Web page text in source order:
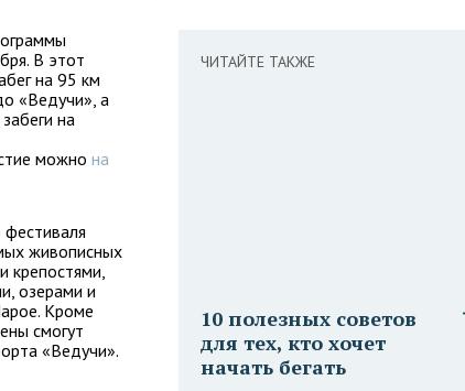
ЧИТАЙТЕ ТАКЖЕ
10 полезных советов
для тех, кто хочет
начать бегать
В этот
на 95 км
«Ведучи», а
на
можно на
живописных
крепостями,
озерами и
Кроме
смогут
«Ведучи».